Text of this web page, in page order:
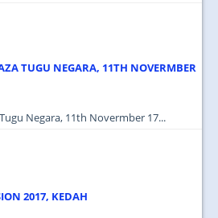
TUGU NEGARA, 11TH NOVERMBER
Negara, 11th Novermber 17...
2017, KEDAH